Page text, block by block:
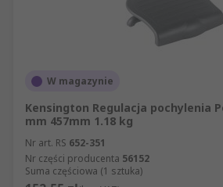
W magazynie
Kensington Regulacja pochylenia
mm 457mm 1.18 kg
Nr art. RS 652-351
Nr części producenta 56152
Suma częściowa (1 sztuka)